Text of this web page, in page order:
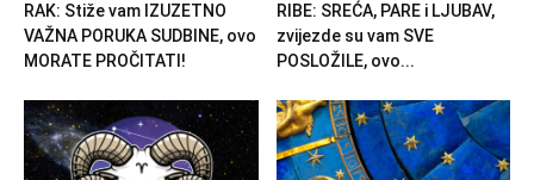
RAK: Stiže vam IZUZETNO
VAŽNA PORUKA SUDBINE, ovo
MORATE PROČITATI!
RIBE: SREĆA, PARE i LJUBAV,
zvijezde su vam SVE
POSLOŽILE, ovo...